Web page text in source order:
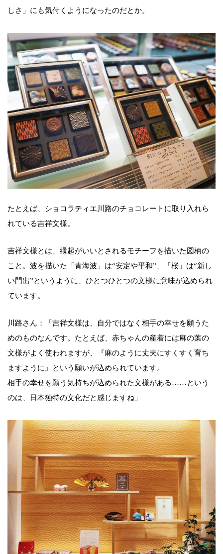
しさ」にも気付くようになったのだとか。
たとえば、ショコラティエ川路のチョコレートに取り入れら
れている吉祥文様。
吉祥文様とは、縁起がいいとされるモチーフを描いた図柄の
こと。波を描いた「青海波」は“安定や平和”、「桜」は“新し
い門出”というように、ひとつひとつの文様に意味が込められ
ています。
川路さん：「吉祥文様は、自分ではなく相手の幸せを願うた
めのものなんです。たとえば、赤ちゃんの産着には麻の葉の
文様がよく使われますが、『麻のように丈夫にすくすく育ち
ますように』という願いが込められています。
相手の幸せを願う気持ちが込められた文様がある……という
のは、日本独特の文化だと感じますね」